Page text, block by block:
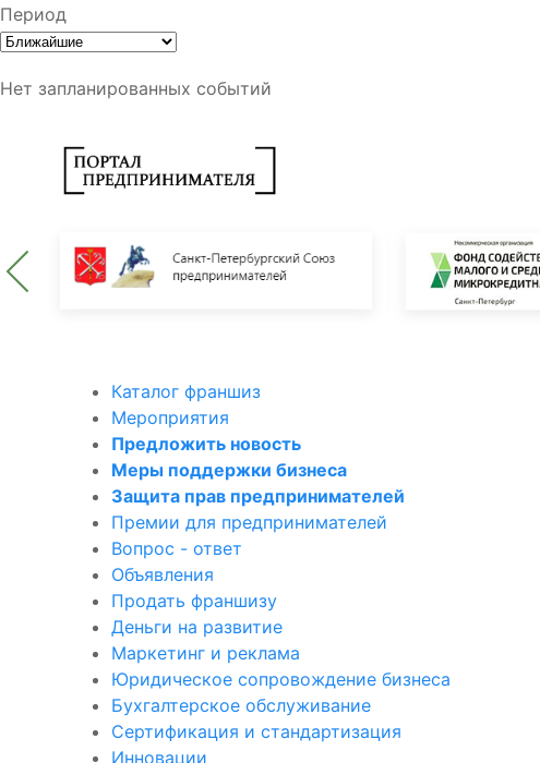
Период
Нет запланированных событий
Каталог франшиз
Мероприятия
Предложить новость
Меры поддержки бизнеса
Защита прав предпринимателей
Премии для предпринимателей
Вопрос - ответ
Объявления
Продать франшизу
Деньги на развитие
Маркетинг и реклама
Юридическое сопровождение бизнеса
Бухгалтерское обслуживание
Сертификация и стандартизация
Инновации